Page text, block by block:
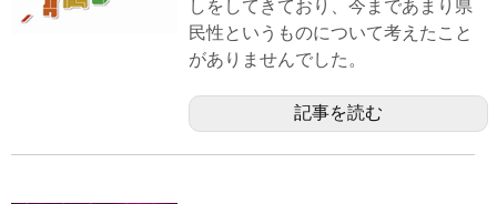
しをしてきており、今まであまり県
民性というものについて考えたこと
がありませんでした。
記事を読む